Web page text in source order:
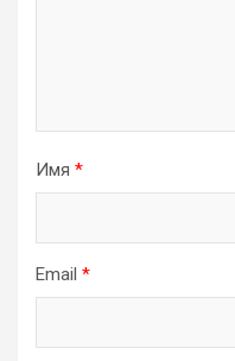
Имя *
Email *